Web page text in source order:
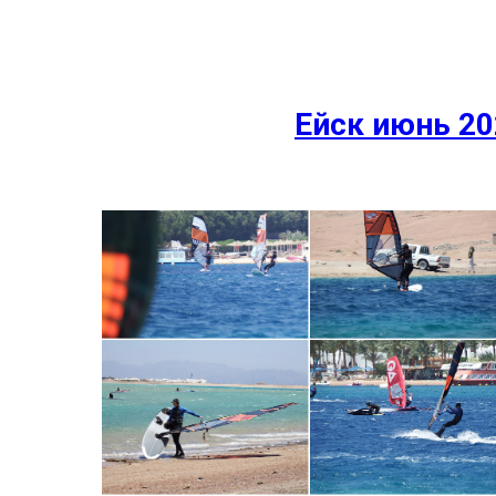
Ейск июнь